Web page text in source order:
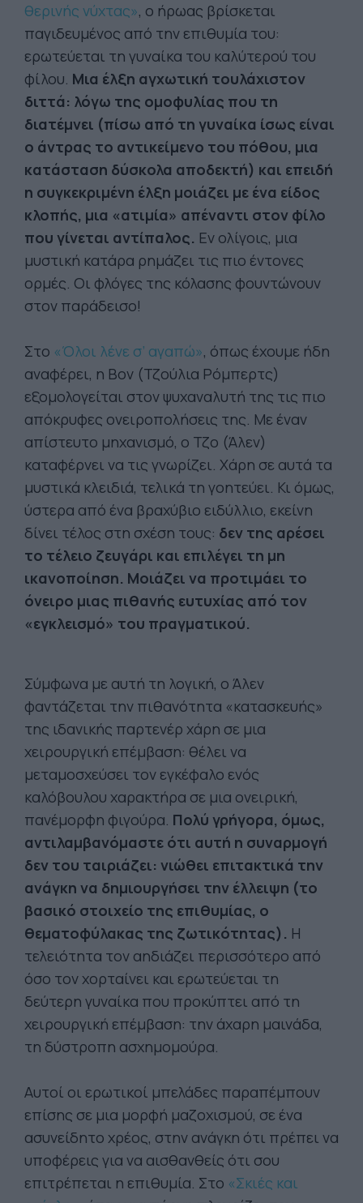
θερινής νύχτας», ο ήρωας βρίσκεται
παγιδευμένος από την επιθυμία του:
ερωτεύεται τη γυναίκα του καλύτερού του
φίλου. Μια έλξη αγχωτική τουλάχιστον
διττά: λόγω της ομοφυλίας που τη
διατέμνει (πίσω από τη γυναίκα ίσως είναι
ο άντρας το αντικείμενο του πόθου, μια
κατάσταση δύσκολα αποδεκτή) και επειδή
η συγκεκριμένη έλξη μοιάζει με ένα είδος
κλοπής, μια «ατιμία» απέναντι στον φίλο
που γίνεται αντίπαλος. Εν ολίγοις, μια
μυστική κατάρα ρημάζει τις πιο έντονες
ορμές. Οι φλόγες της κόλασης φουντώνουν
στον παράδεισο!
Στο «Όλοι λένε σ’ αγαπώ», όπως έχουμε ήδη
αναφέρει, η Βον (Τζούλια Ρόμπερτς)
εξομολογείται στον ψυχαναλυτή της τις πιο
απόκρυφες ονειροπολήσεις της. Με έναν
απίστευτο μηχανισμό, ο Τζο (Άλεν)
καταφέρνει να τις γνωρίζει. Χάρη σε αυτά τα
μυστικά κλειδιά, τελικά τη γοητεύει. Κι όμως,
ύστερα από ένα βραχύβιο ειδύλλιο, εκείνη
δίνει τέλος στη σχέση τους: δεν της αρέσει
το τέλειο ζευγάρι και επιλέγει τη μη
ικανοποίηση. Μοιάζει να προτιμάει το
όνειρο μιας πιθανής ευτυχίας από τον
«εγκλεισμό» του πραγματικού.
Σύμφωνα με αυτή τη λογική, ο Άλεν
φαντάζεται την πιθανότητα «κατασκευής»
της ιδανικής παρτενέρ χάρη σε μια
χειρουργική επέμβαση: θέλει να
μεταμοσχεύσει τον εγκέφαλο ενός
καλόβουλου χαρακτήρα σε μια ονειρική,
πανέμορφη φιγούρα. Πολύ γρήγορα, όμως,
αντιλαμβανόμαστε ότι αυτή η συναρμογή
δεν του ταιριάζει: νιώθει επιτακτικά την
ανάγκη να δημιουργήσει την έλλειψη (το
βασικό στοιχείο της επιθυμίας, ο
θεματοφύλακας της ζωτικότητας). Η
τελειότητα τον αηδιάζει περισσότερο από
όσο τον χορταίνει και ερωτεύεται τη
δεύτερη γυναίκα που προκύπτει από τη
χειρουργική επέμβαση: την άχαρη μαινάδα,
τη δύστροπη ασχημομούρα.
Αυτοί οι ερωτικοί μπελάδες παραπέμπουν
επίσης σε μια μορφή μαζοχισμού, σε ένα
ασυνείδητο χρέος, στην ανάγκη ότι πρέπει να
υποφέρεις για να αισθανθείς ότι σου
επιτρέπεται η επιθυμία. Στο «Σκιές και